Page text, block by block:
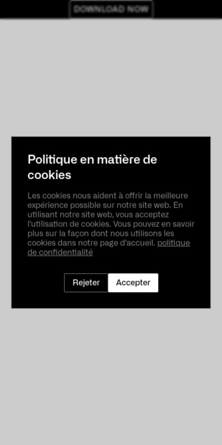
Politique en matière de
cookies
Les cookies nous aident à offrir la meilleure
expérience possible sur notre site web. En
utilisant notre site web, vous acceptez
l'utilisation de cookies. Vous pouvez en savoir
plus sur la façon dont nous utilisons les
cookies dans notre page d'accueil. politique
de confidentialité
Rejeter Accepter
DOWNLOAD NOW